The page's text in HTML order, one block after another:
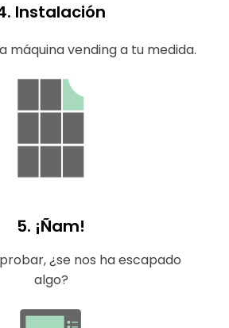
Instalación
máquina vending a tu medida.
5. ¡Ñam!
¿se nos ha escapado
algo?